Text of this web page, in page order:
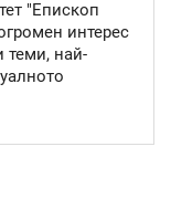
"Епископ
интерес
теми, най-